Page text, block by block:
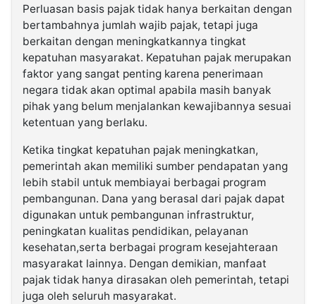
Perluasan basis pajak tidak hanya berkaitan dengan
bertambahnya jumlah wajib pajak, tetapi juga
berkaitan dengan meningkatkannya tingkat
kepatuhan masyarakat. Kepatuhan pajak merupakan
faktor yang sangat penting karena penerimaan
negara tidak akan optimal apabila masih banyak
pihak yang belum menjalankan kewajibannya sesuai
ketentuan yang berlaku.
Ketika tingkat kepatuhan pajak meningkatkan,
pemerintah akan memiliki sumber pendapatan yang
lebih stabil untuk membiayai berbagai program
pembangunan. Dana yang berasal dari pajak dapat
digunakan untuk pembangunan infrastruktur,
peningkatan kualitas pendidikan, pelayanan
kesehatan,serta berbagai program kesejahteraan
masyarakat lainnya. Dengan demikian, manfaat
pajak tidak hanya dirasakan oleh pemerintah, tetapi
juga oleh seluruh masyarakat.